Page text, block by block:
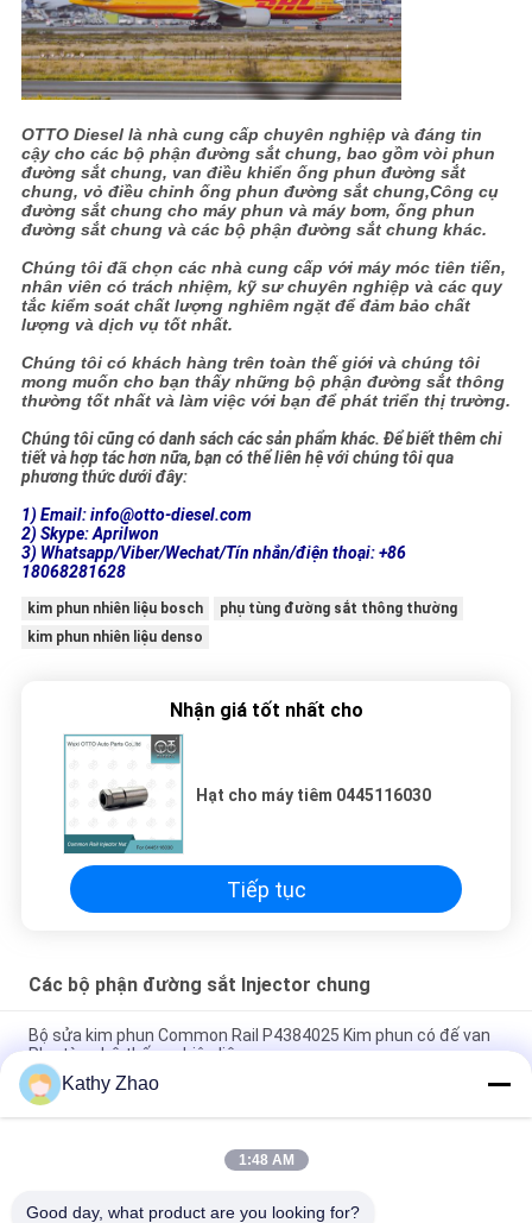
OTTO Diesel là nhà cung cấp chuyên nghiệp và đáng tin
cậy cho các bộ phận đường sắt chung, bao gồm vòi phun
đường sắt chung, van điều khiển ống phun đường sắt
chung, vỏ điều chỉnh ống phun đường sắt chung,Công cụ
đường sắt chung cho máy phun và máy bơm, ống phun
đường sắt chung và các bộ phận đường sắt chung khác.
Chúng tôi đã chọn các nhà cung cấp với máy móc tiên tiến,
nhân viên có trách nhiệm, kỹ sư chuyên nghiệp và các quy
tắc kiểm soát chất lượng nghiêm ngặt để đảm bảo chất
lượng và dịch vụ tốt nhất.
Chúng tôi có khách hàng trên toàn thế giới và chúng tôi
mong muốn cho bạn thấy những bộ phận đường sắt thông
thường tốt nhất và làm việc với bạn để phát triển thị trường.
Chúng tôi cũng có danh sách các sản phẩm khác. Để biết thêm chi
tiết và hợp tác hơn nữa, bạn có thể liên hệ với chúng tôi qua
phương thức dưới đây:
1) Email: info@otto-diesel.com
2) Skype: Aprilwon
3) Whatsapp/Viber/Wechat/Tín nhắn/điện thoại: +86
18068281628
kim phun nhiên liệu bosch
phụ tùng đường sắt thông thường
kim phun nhiên liệu denso
Nhận giá tốt nhất cho
Hạt cho máy tiêm 0445116030
Tiếp tục
Các bộ phận đường sắt Injector chung
Bộ sửa kim phun Common Rail P4384025 Kim phun có đế van
Phụ tùng hệ thống nhiên liệu
Geniune Common Rail Denso Diesel Fuel Injection RE529118 /
RE524382 095000-649 # / 880 #
M11 Bộ sửa chữa đường sắt chung cho các bộ phận bơm EUI
Kathy Zhao
1:48 AM
Good day, what product are you looking for?